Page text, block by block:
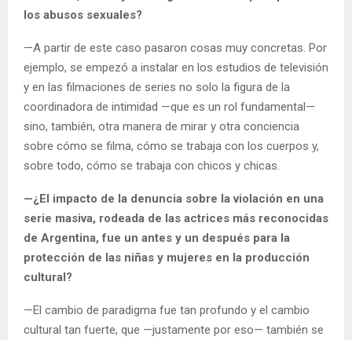
los abusos sexuales?
—A partir de este caso pasaron cosas muy concretas. Por
ejemplo, se empezó a instalar en los estudios de televisión
y en las filmaciones de series no solo la figura de la
coordinadora de intimidad —que es un rol fundamental—
sino, también, otra manera de mirar y otra conciencia
sobre cómo se filma, cómo se trabaja con los cuerpos y,
sobre todo, cómo se trabaja con chicos y chicas.
—¿El impacto de la denuncia sobre la violación en una
serie masiva, rodeada de las actrices más reconocidas
de Argentina, fue un antes y un después para la
protección de las niñas y mujeres en la producción
cultural?
—El cambio de paradigma fue tan profundo y el cambio
cultural tan fuerte, que —justamente por eso— también se